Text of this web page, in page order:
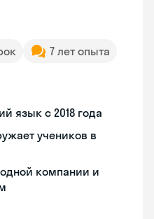
7 лет опыта
язык с 2018 года
учеников в
компании и